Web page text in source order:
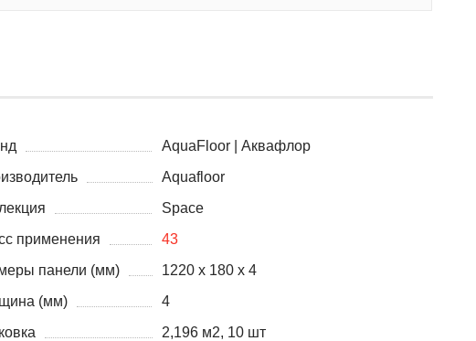
AquaFloor | Аквафлор
Aquafloor
Space
применения
43
панели (мм)
1220 x 180 x 4
(мм)
4
2,196 м2, 10 шт